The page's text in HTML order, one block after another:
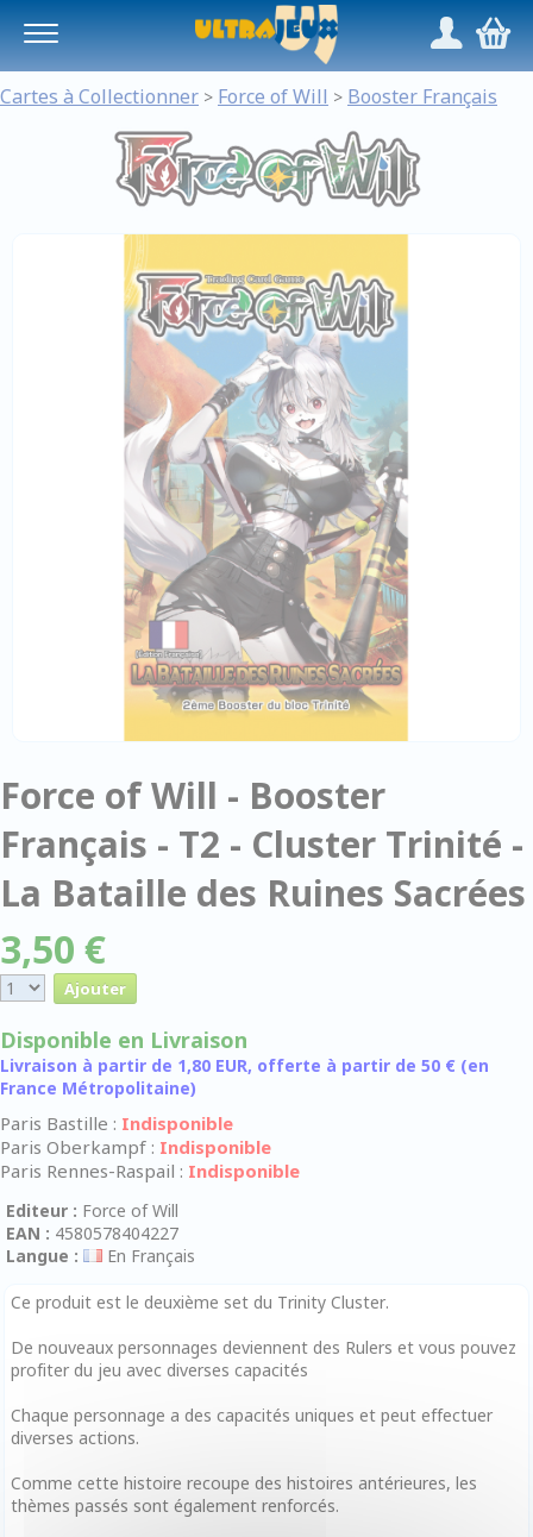
/,
Cartes à Collectionner > Force of Will > Booster Français
Force of Will - Booster
Français - T2 - Cluster Trinité -
La Bataille des Ruines Sacrées
3,50 €
Disponible en Livraison
Livraison à partir de 1,80 EUR, offerte à partir de 50 € (en
France Métropolitaine)
Paris Bastille : Indisponible
Paris Oberkampf : Indisponible
Paris Rennes-Raspail : Indisponible
Editeur : Force of Will
EAN : 4580578404227
Langue :
En Français
Ce produit est le deuxième set du Trinity Cluster.
De nouveaux personnages deviennent des Rulers et vous pouvez
profiter du jeu avec diverses capacités
Chaque personnage a des capacités uniques et peut effectuer
diverses actions.
Comme cette histoire recoupe des histoires antérieures, les
thèmes passés sont également renforcés.